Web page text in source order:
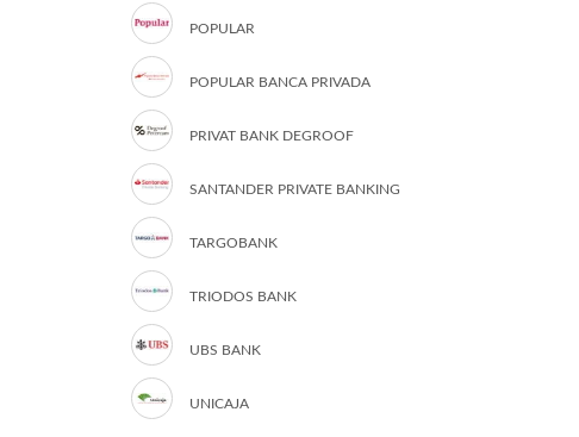
POPULAR
POPULAR BANCA PRIVADA
PRIVAT BANK DEGROOF
SANTANDER PRIVATE BANKING
TARGOBANK
TRIODOS BANK
UBS BANK
UNICAJA